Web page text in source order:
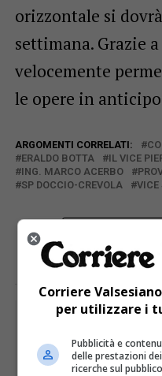
orizzontale si
settimana. Grazie
velocemente
le opere in
ARGOMENTI CORRELATI:
ERALDO BOTTA
IL VICE
ING. MARCO ACERBO
SP DOCCIO-CREVOLA
VICE
Corriere
per utilizzare i
Pubblicità e
delle prestazioni
ricerche sul